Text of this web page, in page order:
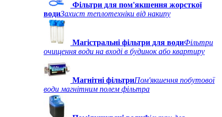
Фільтри для пом'якшення жорсткої
водиЗахист теплотехніки від накипу
Магістральні фільтри для водиФільтри
очищення води на вході в будинок або квартиру
Магнітні фільтриПом'якшення побутової
води магнітним полем фільтра